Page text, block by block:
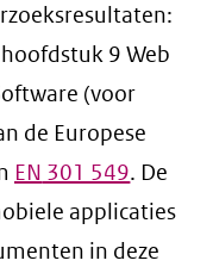
9 Web
(voor
de Europese
EN 301 549. De
applicaties
in deze